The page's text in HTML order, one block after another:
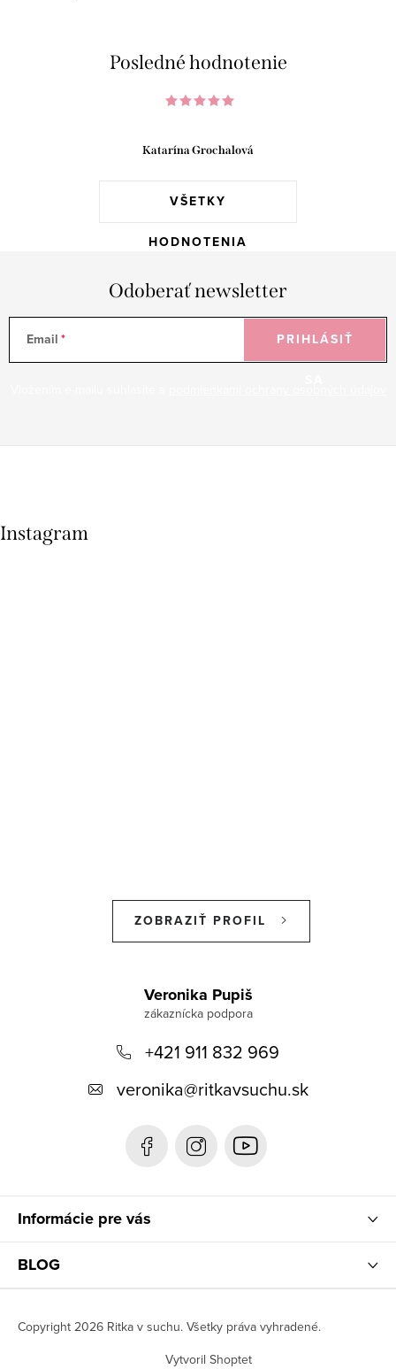
Posledné hodnotenie
VŠETKY
HODNOTENIA
Katarína Grochalová
Odoberať newsletter
Email PRIHLÁSIŤ
Instagram
ZOBRAZIŤ PROFIL
Veronika Pupiš
+421 911 832 969
veronika@ritkavsuchu.sk
Informácie pre vás
BLOG
Vytvoril Shoptet
Copyright 2026 Ritka v suchu. Všetky práva vyhradené.